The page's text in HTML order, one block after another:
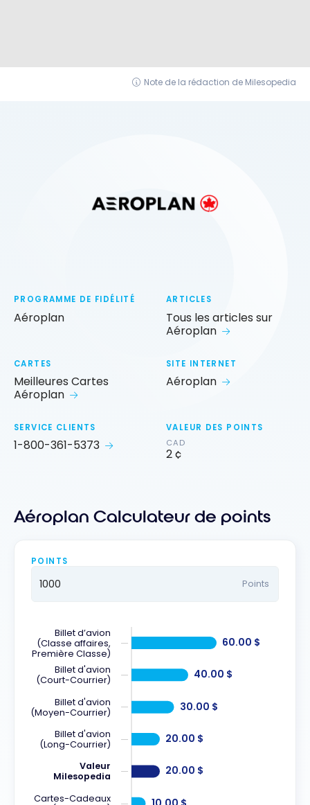
Note de la rédaction de Milesopedia
PROGRAMME DE FIDÉLITÉ
Aéroplan
ARTICLES
Tous les articles sur
Aéroplan
CARTES
Meilleures Cartes
Aéroplan
SITE INTERNET
Aéroplan
SERVICE CLIENTS
1-800-361-5373
VALEUR DES POINTS
CAD
2 ¢
Aéroplan Calculateur de points
POINTS
Points
Billet d’avion
(Classe affaires,
Première Classe)
Billet d'avion
(Court-Courrier)
Billet d'avion
(Moyen-Courrier)
Billet d'avion
(Long-Courrier)
Valeur
Milesopedia
Cartes-Cadeaux
60.00 $
40.00 $
30.00 $
20.00 $
20.00 $